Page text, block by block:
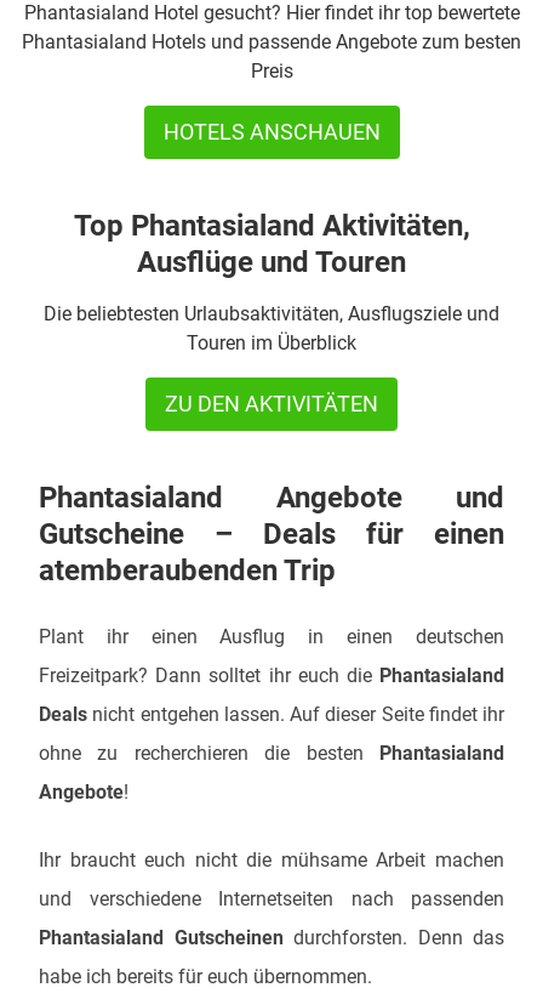
Phantasialand Hotel gesucht? Hier findet ihr top bewertete
Phantasialand Hotels und passende Angebote zum besten
Preis
HOTELS ANSCHAUEN
Top Phantasialand Aktivitäten,
Ausflüge und Touren
Die beliebtesten Urlaubsaktivitäten, Ausflugsziele und
Touren im Überblick
ZU DEN AKTIVITÄTEN
Phantasialand Angebote und
Gutscheine – Deals für einen
atemberaubenden Trip
Plant ihr einen Ausflug in einen deutschen
Freizeitpark? Dann solltet ihr euch die Phantasialand
Deals nicht entgehen lassen. Auf dieser Seite findet ihr
ohne zu recherchieren die besten Phantasialand
Angebote!
Ihr braucht euch nicht die mühsame Arbeit machen
und verschiedene Internetseiten nach passenden
Phantasialand Gutscheinendurchforsten. Denn das
habe ich bereits für euch übernommen.